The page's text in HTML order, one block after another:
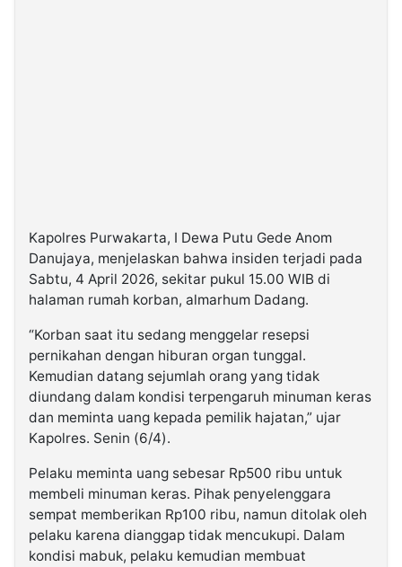
Kapolres Purwakarta, I Dewa Putu Gede Anom
Danujaya, menjelaskan bahwa insiden terjadi pada
Sabtu, 4 April 2026, sekitar pukul 15.00 WIB di
halaman rumah korban, almarhum Dadang.
“Korban saat itu sedang menggelar resepsi
pernikahan dengan hiburan organ tunggal.
Kemudian datang sejumlah orang yang tidak
diundang dalam kondisi terpengaruh minuman keras
dan meminta uang kepada pemilik hajatan,” ujar
Kapolres. Senin (6/4).
Pelaku meminta uang sebesar Rp500 ribu untuk
membeli minuman keras. Pihak penyelenggara
sempat memberikan Rp100 ribu, namun ditolak oleh
pelaku karena dianggap tidak mencukupi. Dalam
kondisi mabuk, pelaku kemudian membuat